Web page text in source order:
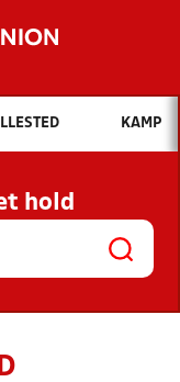
vil du søge efter?
OG NYHEDER
OG
KAMP
hold